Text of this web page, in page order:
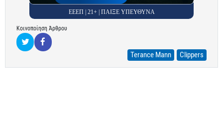
ΕΕΕΠ | 21+ | ΠΑΙΞΕ ΥΠΕΥΘΥΝΑ
Κοινοποίηση Άρθρου
Terance Mann Clippers